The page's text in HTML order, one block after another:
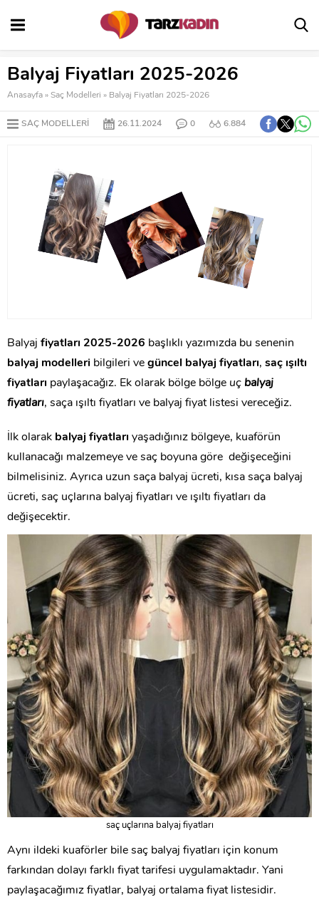
Balyaj Fiyatları 2025-2026
Anasayfa » Saç Modelleri » Balyaj Fiyatları 2025-2026
SAÇ MODELLERI 26.11.2024 0 6.884
Balyaj fiyatları 2025-2026 başlıklı yazımızda bu senenin
balyaj modelleri bilgileri ve güncel balyaj fiyatları, saç ışıltı
fiyatları paylaşacağız. Ek olarak bölge bölge uç balyaj
fiyatları, saça ışıltı fiyatları ve balyaj fiyat listesi vereceğiz.
İlk olarak balyaj fiyatları yaşadığınız bölgeye, kuaförün
kullanacağı malzemeye ve saç boyuna göre değişeceğini
bilmelisiniz. Ayrıca uzun saça balyaj ücreti, kısa saça balyaj
ücreti, saç uçlarına balyaj fiyatları ve ışıltı fiyatları da
değişecektir.
saç uçlarına balyaj fiyatları
Aynı ildeki kuaförler bile saç balyaj fiyatları için konum
farkından dolayı farklı fiyat tarifesi uygulamaktadır. Yani
paylaşacağımız fiyatlar, balyaj ortalama fiyat listesidir.